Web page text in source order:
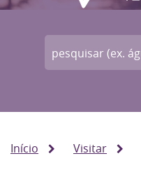
Início Visitar